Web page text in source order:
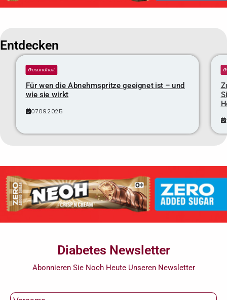
Entdecken
Gesundheit
Für wen die Abnehmspritze geeignet ist – und
wie sie wirkt
07.09.2025
Diabetes Newsletter
Abonnieren Sie Noch Heute Unseren Newsletter